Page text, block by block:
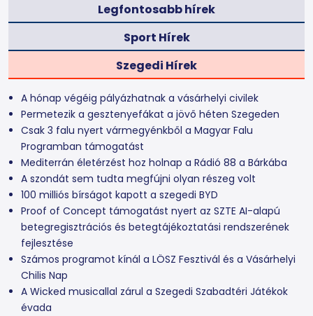
Legfontosabb hírek
Sport Hírek
Szegedi Hírek
A hónap végéig pályázhatnak a vásárhelyi civilek
Permetezik a gesztenyefákat a jövő héten Szegeden
Csak 3 falu nyert vármegyénkből a Magyar Falu
Programban támogatást
Mediterrán életérzést hoz holnap a Rádió 88 a Bárkába
A szondát sem tudta megfújni olyan részeg volt
100 milliós bírságot kapott a szegedi BYD
Proof of Concept támogatást nyert az SZTE AI-alapú
betegregisztrációs és betegtájékoztatási rendszerének
fejlesztése
Számos programot kínál a LÖSZ Fesztivál és a Vásárhelyi
Chilis Nap
A Wicked musicallal zárul a Szegedi Szabadtéri Játékok
évada